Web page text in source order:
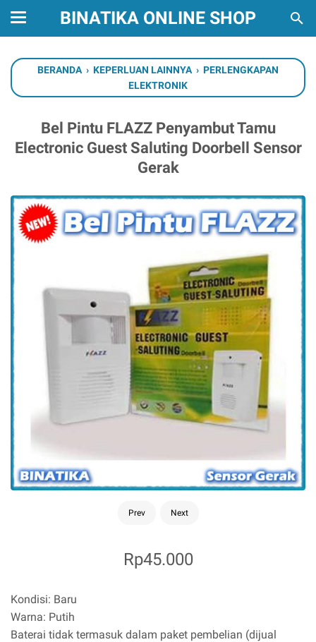
BINATIKA ONLINE SHOP
BERANDA › KEPERLUAN LAINNYA › PERLENGKAPAN
ELEKTRONIK
Bel Pintu FLAZZ Penyambut Tamu
Electronic Guest Saluting Doorbell Sensor
Gerak
Prev Next
Rp45.000
Kondisi: Baru
Warna: Putih
Baterai tidak termasuk dalam paket pembelian (dijual